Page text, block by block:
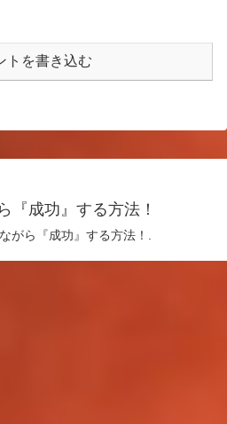
トを書き込む
『成功』する方法！
がら『成功』する方法！.